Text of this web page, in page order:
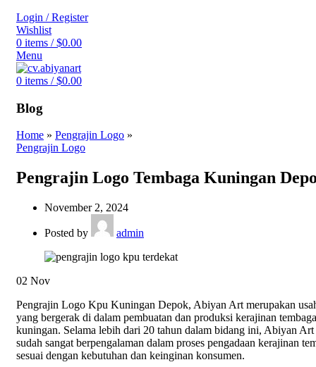
Login / Register
Wishlist
0 items / $0.00
Menu
0 items / $0.00
Blog
Home » Pengrajin Logo »
Pengrajin Logo
Pengrajin Logo Tembaga Kuningan
November 2, 2024
Posted by admin
02 Nov
Pengrajin Logo Kpu Kuningan Depok, Abiyan Art merupakan
yang bergerak di dalam pembuatan dan produksi kerajinan
kuningan. Selama lebih dari 20 tahun dalam bidang ini, Abiyan Art
sudah sangat berpengalaman dalam proses pengadaan kerajinan
sesuai dengan kebutuhan dan keinginan konsumen.